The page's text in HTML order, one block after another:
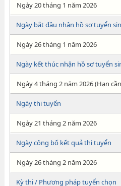
Ngày 20 tháng 1 năm 2026
Ngày bắt đầu nhận hồ sơ tuyển
Ngày 26 tháng 1 năm 2026
Ngày kết thúc nhận hồ sơ tuyển
Ngày 4 tháng 2 năm 2026 (Hạn
Ngày thi tuyển
Ngày 21 tháng 2 năm 2026
Ngày công bố kết quả thi tuyển
Ngày 26 tháng 2 năm 2026
Kỳ thi / Phương pháp tuyển chọn